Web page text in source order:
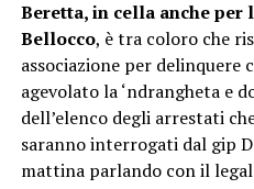
Beretta, in cella anche per
Bellocco, è tra coloro che
associazione per delinquere
agevolato la ‘ndrangheta e
dell’elenco degli arrestati
saranno interrogati dal gip
mattina parlando con il